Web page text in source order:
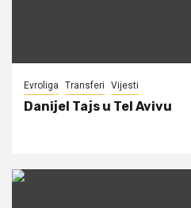
Evroliga Transferi Vijesti
Danijel Tajs u Tel Avivu